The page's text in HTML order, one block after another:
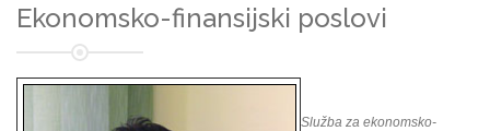
Ekonomsko-finansijski poslovi
Služba za ekonomsko-